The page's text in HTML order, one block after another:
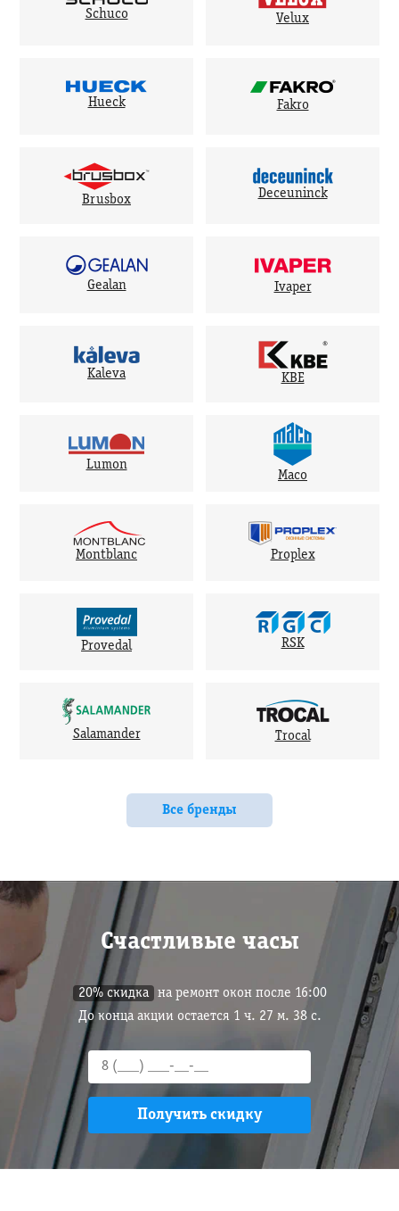
Schuco Velux
Hueck Fakro
Brusbox Deceuninck
Gealan Ivaper
Kaleva KBE
Lumon
Maco
Montblanc Proplex
Provedal RSK
Salamander Trocal
Все бренды
Счастливые часы
20% скидка
на ремонт окон после 16:00
До конца акции остается 1 ч. 27 м. 37с.